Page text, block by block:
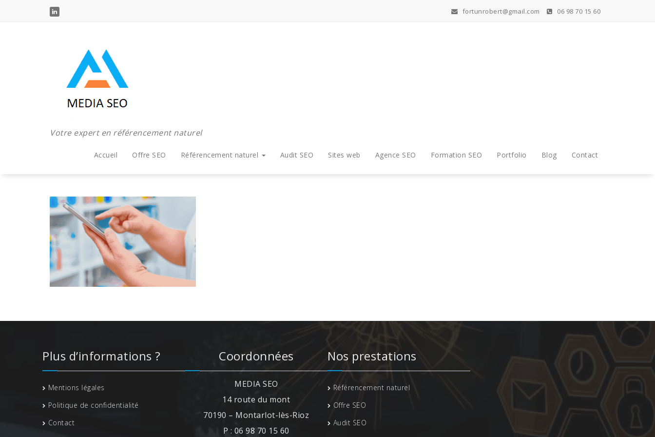
contenu
fortunrobert@gmail.com 06 98 70 15 60
Votre expert en référencement naturel
Accueil Offre SEO Référencement naturel Audit SEO Sites web Agence SEO Formation SEO Portfolio Blog Contact
Plus d’informations ?
Mentions légales
Politique de confidentialité
Contact
Coordonnées
MEDIA SEO
14 route du mont
70190 – Montarlot-lès-Rioz
P : 06 98 70 15 60
Nos prestations
Référencement naturel
Offre SEO
Audit SEO